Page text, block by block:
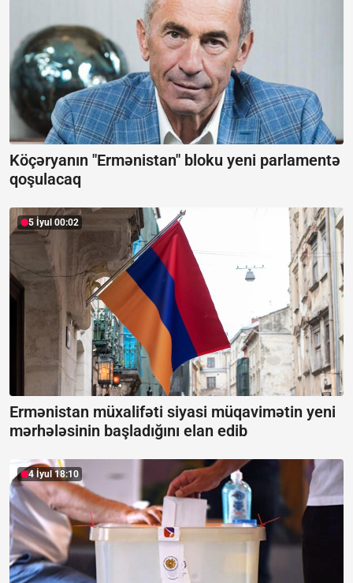
Köçəryanın "Ermənistan" bloku yeni parlamentə
qoşulacaq
5 İyul 00:02
Ermənistan müxalifəti siyasi müqavimətin yeni
mərhələsinin başladığını elan edib
4 İyul 18:10